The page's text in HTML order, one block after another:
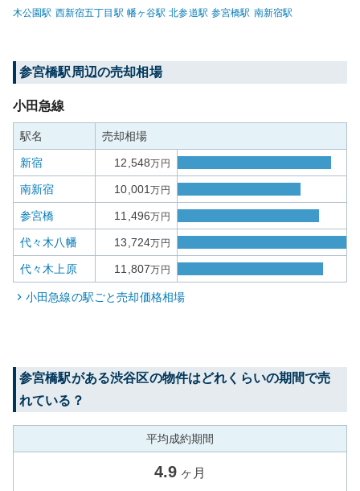
木公園駅 西新宿五丁目駅 幡ヶ谷駅 北参道駅 参宮橋駅 南新宿駅
参宮橋駅周辺の売却相場
小田急線
駅名 売却相場
新宿 12,548万円
南新宿 10,001万円
参宮橋 11,496万円
代々木八幡 13,724万円
代々木上原 11,807万円
小田急線の駅ごと売却価格相場
参宮橋駅がある渋谷区の物件はどれくらいの期間で売
れている？
平均成約期間
4.9 ヶ月